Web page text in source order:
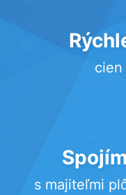
cien
s majiteľmi